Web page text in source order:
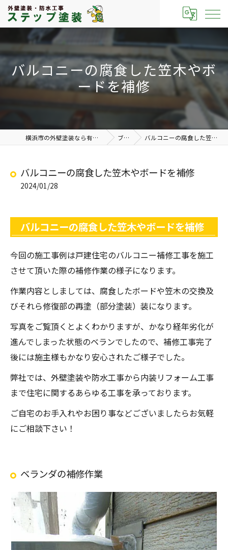
バルコニーの腐食した笠木やボ
ードを補修
横浜市の外壁塗装なら有限会社ステップ塗装 ブログ バルコニーの腐食した笠木やボードを補修
バルコニーの腐食した笠木やボードを補修
2024/01/28
バルコニーの腐食した笠木やボードを補修
今回の施工事例は戸建住宅のバルコニー補修工事を施工
させて頂いた際の補修作業の様子になります。
作業内容としましては、腐食したボードや笠木の交換及
びそれら修復部の再塗（部分塗装）装になります。
写真をご覧頂くとよくわかりますが、かなり経年劣化が
進んでしまった状態のベランでしたので、補修工事完了
後には施主様もかなり安心されたご様子でした。
弊社では、外壁塗装や防水工事から内装リフォーム工事
まで住宅に関するあらゆる工事を承っております。
ご自宅のお手入れやお困り事などございましたらお気軽
にご相談下さい！
ベランダの補修作業